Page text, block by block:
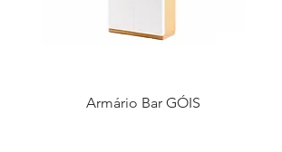
Armário Bar GÓIS